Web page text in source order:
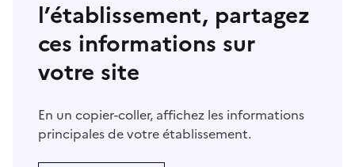
l’établissement, partagez
ces informations sur
votre site
En un copier-coller, affichez les informations
principales de votre établissement.